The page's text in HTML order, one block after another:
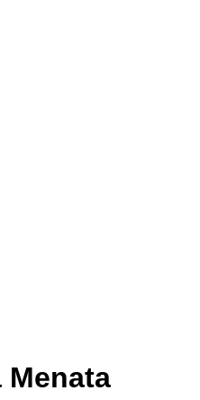
Menata